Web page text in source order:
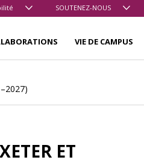
SOUTENEZ-NOUS
VIE DE CAMPUS
ET